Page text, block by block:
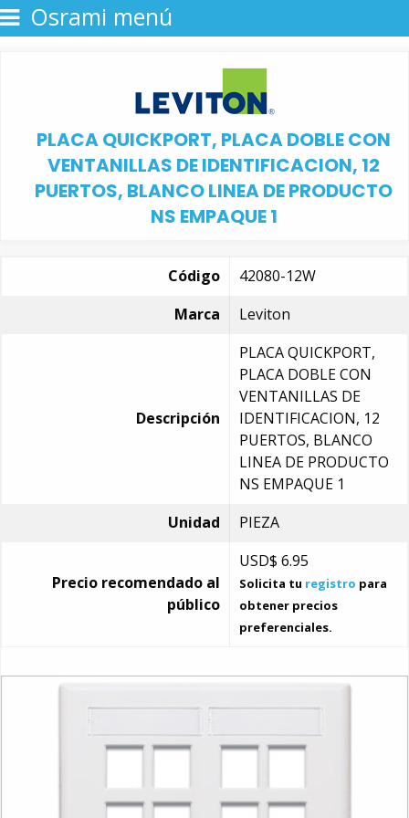
Osrami menú
PLACA QUICKPORT, PLACA DOBLE CON
VENTANILLAS DE IDENTIFICACION, 12
PUERTOS, BLANCO LINEA DE PRODUCTO
NS EMPAQUE 1
Código
42080-12W
Marca
Leviton
Descripción
PLACA QUICKPORT,
PLACA DOBLE CON
VENTANILLAS DE
IDENTIFICACION, 12
PUERTOS, BLANCO
LINEA DE PRODUCTO
NS EMPAQUE 1
Unidad
PIEZA
Precio recomendado al
público
USD$ 6.95
Solicita tu registro para
obtener precios
preferenciales.